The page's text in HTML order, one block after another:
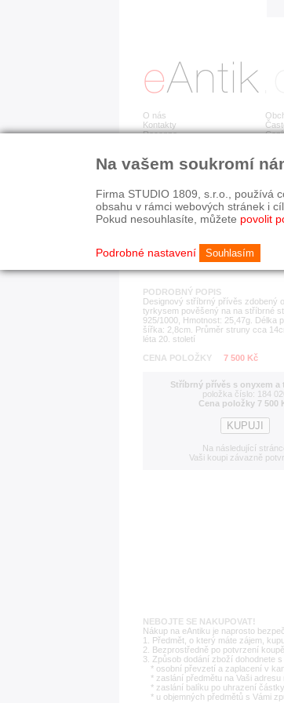
O nás
Kontakty
Recenze
Detail položky č.
PODROBNÝ POPIS
Designový stříbrný přívěs zdobený
tyrkysem pověšený na na stříbrné
925/1000, Hmotnost: 25,47g. Délka
šířka: 2,8cm. Průměr struny cca
léta 20. století
CENA POLOŽKY
7 500 Kč
Stříbrný přívěs s onyxem a
položka číslo: 184
Cena položky 7 500
Na následující
Vaši koupi závazně
NEBOJTE SE NAKUPOVAT!
Nákup na eAntiku je naprosto
1. Předmět, o který máte zájem,
2. Bezprostředně po potvrzení
3. Způsob dodání zboží dohodnete
* osobní převzetí a zaplacení v
* zaslání předmětu na Vaši adresu
* zaslání balíku po uhrazení
* u objemných předmětů s Vámi
Na vašem soukromí
Firma STUDIO 1809, s.r.o., používá
obsahu v rámci webových stránek i
Pokud nesouhlasíte, můžete povolit
Podrobné nastavení Souhlasím